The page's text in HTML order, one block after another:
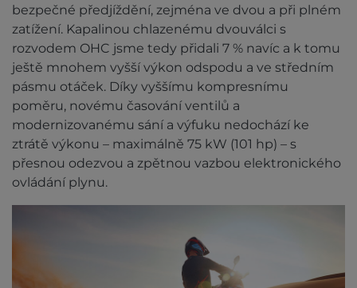
bezpečné předjíždění, zejména ve dvou a při plném
zatížení. Kapalinou chlazenému dvouválci s
rozvodem OHC jsme tedy přidali 7 % navíc a k tomu
ještě mnohem vyšší výkon odspodu a ve středním
pásmu otáček. Díky vyššímu kompresnímu
poměru, novému časování ventilů a
modernizovanému sání a výfuku nedochází ke
ztrátě výkonu – maximálně 75 kW (101 hp) – s
přesnou odezvou a zpětnou vazbou elektronického
ovládání plynu.